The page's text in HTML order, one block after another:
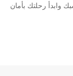
وابدأ رحلتك بأمان